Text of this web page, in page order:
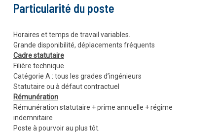
Particularité du poste
Horaires et temps de travail variables.
Grande disponibilité, déplacements fréquents
Cadre statutaire
Filière technique
Catégorie A : tous les grades d’ingénieurs
Statutaire ou à défaut contractuel
Rémunération
Rémunération statutaire + prime annuelle + régime
indemnitaire
Poste à pourvoir au plus tôt.